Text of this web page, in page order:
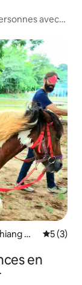
avec
Ma
5 (3)
en